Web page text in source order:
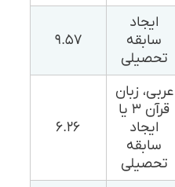
ایجاد
سابقه
تحصیلی
۹.۵۷
عربی، زبان
قرآن ۳ یا
ایجاد
سابقه
تحصیلی
۶.۲۶